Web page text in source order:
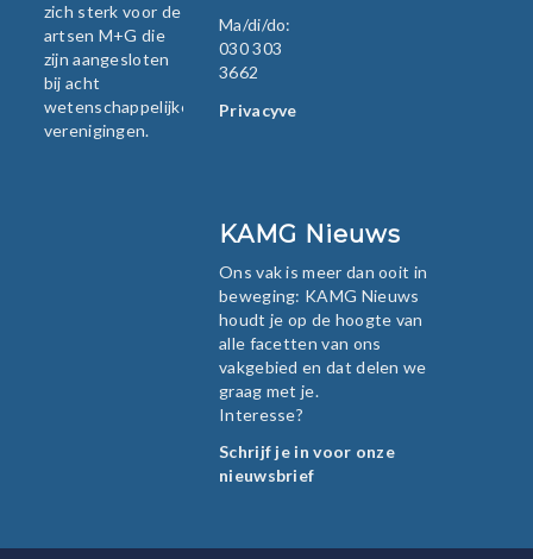
zich sterk voor de
artsen M+G die
zijn aangesloten
bij acht
wetenschappelijke
verenigingen.
Ma/di/do:
030 303
3662
Privacyverklaring
KAMG Nieuws
Ons vak is meer dan ooit in
beweging: KAMG Nieuws
houdt je op de hoogte van
alle facetten van ons
vakgebied en dat delen we
graag met je.
Interesse?
Schrijf je in voor onze
nieuwsbrief